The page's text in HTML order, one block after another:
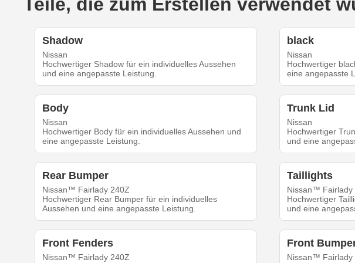
Teile, die zum Erstellen verwendet
Shadow
Nissan
Hochwertiger Shadow für ein individuelles Aussehen
und eine angepasste Leistung.
black
Nissan
Hochwertiger
eine angepasste
Body
Nissan
Hochwertiger Body für ein individuelles Aussehen und
eine angepasste Leistung.
Trunk Lid
Nissan
Hochwertiger
und eine
Rear Bumper
Nissan™ Fairlady 240Z
Hochwertiger Rear Bumper für ein individuelles
Aussehen und eine angepasste Leistung.
Taillights
Nissan™ Fairlady
Hochwertiger
und eine
Front Fenders
Nissan™ Fairlady 240Z
Front
Nissan™ Fairlady